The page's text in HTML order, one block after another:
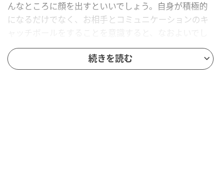
んなところに顔を出すといいでしょう。自身が積極的
になるだけでなく、お相手とコミュニケーションのキ
ょう。
【ラッキーデー】4月27日
続きを読む